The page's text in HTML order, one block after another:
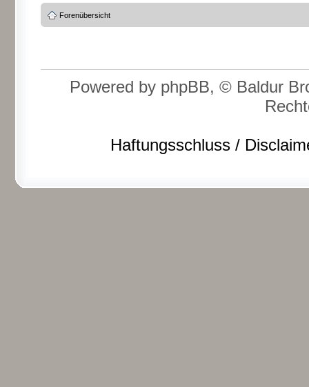
Forenübersicht
Powered by phpBB, © Baldur
Haftungsschluss /